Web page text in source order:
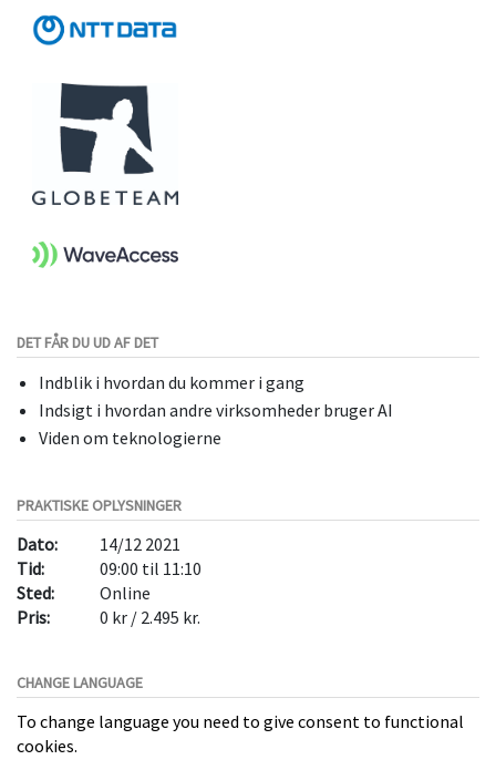
DET FÅR DU UD AF DET
Indblik i hvordan du kommer i gang
Indsigt i hvordan andre virksomheder bruger AI
Viden om teknologierne
PRAKTISKE OPLYSNINGER
Dato:
14/12 2021
Tid:
09:00 til 11:10
Sted:
Online
Pris:
0 kr / 2.495 kr.
CHANGE LANGUAGE
To change language you need to give consent to functional
cookies.